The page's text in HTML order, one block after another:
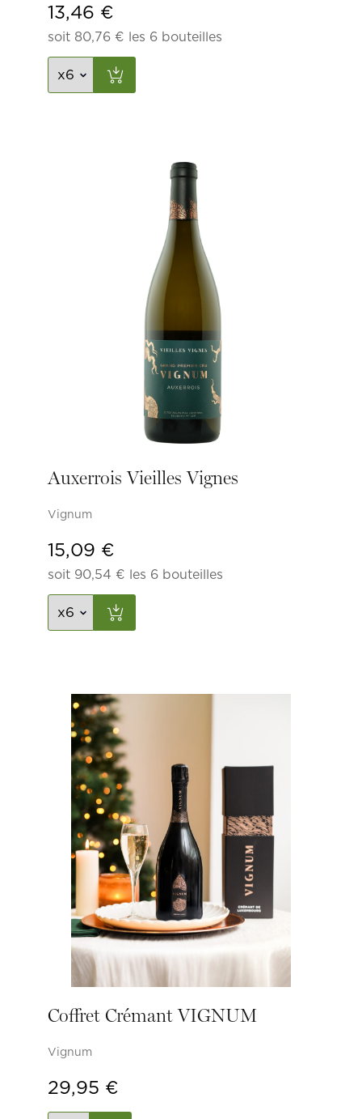
13,46 €
soit 80,76 € les 6 bouteilles
Auxerrois Vieilles Vignes
Vignum
15,09 €
soit 90,54 € les 6 bouteilles
Coffret Crémant VIGNUM
Vignum
29,95 €